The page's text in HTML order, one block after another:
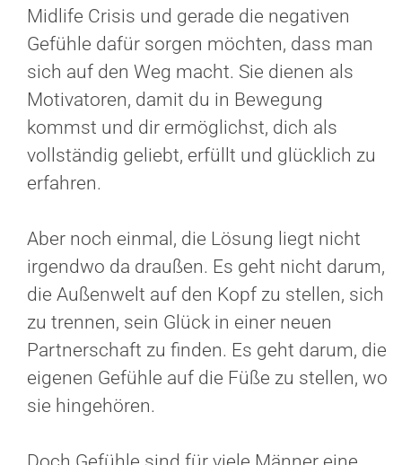
Midlife Crisis und gerade die negativen
Gefühle dafür sorgen möchten, dass man
sich auf den Weg macht. Sie dienen als
Motivatoren, damit du in Bewegung
kommst und dir ermöglichst, dich als
vollständig geliebt, erfüllt und glücklich zu
erfahren.
Aber noch einmal, die Lösung liegt nicht
irgendwo da draußen. Es geht nicht darum,
die Außenwelt auf den Kopf zu stellen, sich
zu trennen, sein Glück in einer neuen
Partnerschaft zu finden. Es geht darum, die
eigenen Gefühle auf die Füße zu stellen, wo
sie hingehören.